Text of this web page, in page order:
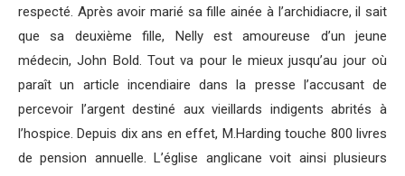
respecté. Après avoir marié sa fille ainée à l’archidiacre, il sait
que sa deuxième fille, Nelly est amoureuse d’un jeune
médecin, John Bold. Tout va pour le mieux jusqu’au jour où
paraît un article incendiaire dans la presse l’accusant de
percevoir l’argent destiné aux vieillards indigents abrités à
l’hospice. Depuis dix ans en effet, M.Harding touche 800 livres
de pension annuelle. L’église anglicane voit ainsi plusieurs